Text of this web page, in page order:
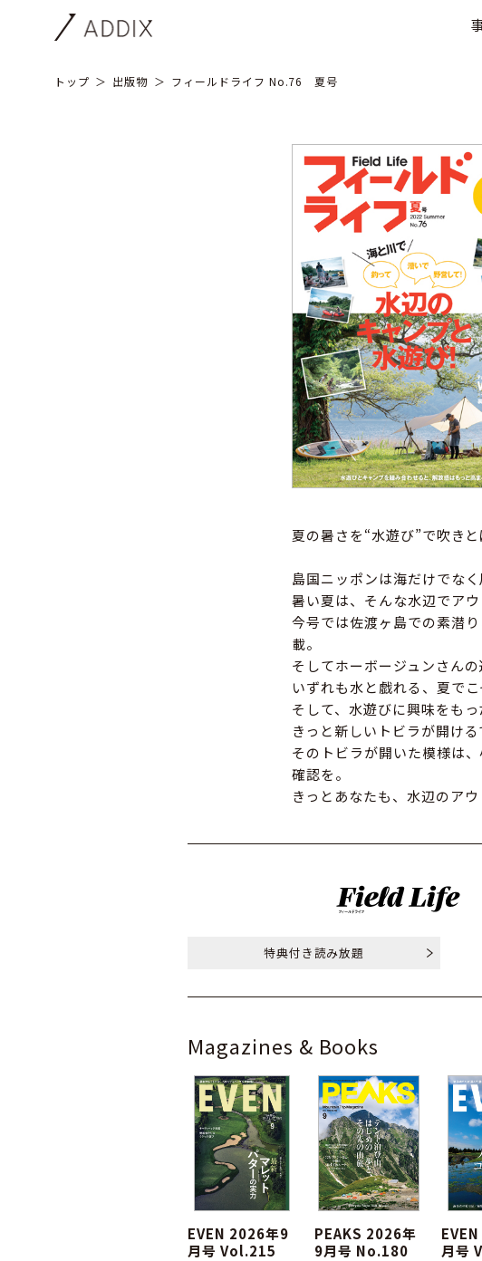
トップ 出版物 フィールドライフ No.76 夏号
夏の暑さを“水遊び”で吹きと
島国ニッポンは海だけでな
暑い夏は、そんな水辺でア
今号では佐渡ヶ島での素潜
載。
そしてホーボージュンさん
いずれも水と戯れる、夏で
そして、水遊びに興味をも
きっと新しいトビラが開ける
そのトビラが開いた模様は
確認を。
きっとあなたも、水辺のア
特典付き読み放題
Magazines & Books
EVEN 2026年9
月号 Vol.215
PEAKS 2026年
9月号 No.180
月号